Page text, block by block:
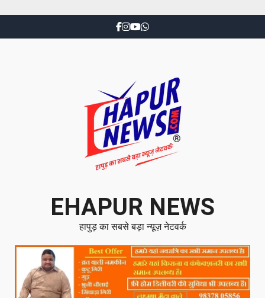
EHAPUR NEWS
हापुड़ का सबसे बड़ा न्यूज़ नेटवर्क